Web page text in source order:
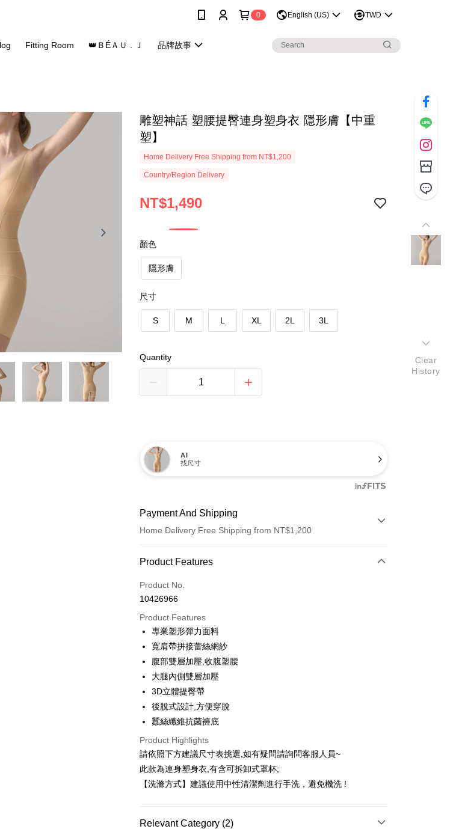
0 English (US) TWD
Fitting Room 👑ＢÉＡＵ . Ｊ 品牌故事
雕塑神話 塑腰提臀連身塑身衣 隱形膚【中重
塑】
Home Delivery Free Shipping from NT$1,200
Country/Region Delivery
NT$1,490
顏色
隱形膚
尺寸
S M L XL 2L 3L
Quantity
AI
找尺寸
Payment And Shipping
Home Delivery Free Shipping from NT$1,200
Payment Method
Credit Card (Full Payment)
Credit Card Installments
0% for 3 months
Taiwan Cooperative Bank
The Shanghai Commercial &
Savings Bank
Cathay United Bank
Taiwan Business Bank
Union Bank of Taiwan
Yuanta Commercial Bank
Bank SinoPac
E.SUN Commercial Bank
DBS Bank
Taishin International Bank
CTBC Bank
Convenience Store Pickup and Pay
LINE Pay
Apple Pay
JKOPAY
Shipping Method
Product Features
Product No.
10426966
Product Features
專業塑形彈力面料
寬肩帶拼接蕾絲網紗
腹部雙層加壓,收腹塑腰
大腿內側雙層加壓
3D立體提臀帶
後脫式設計,方便穿脫
蠶絲纖維抗菌褲底
Product Highlights
請依照下方建議尺寸表挑選,如有疑問請詢問客服人員~
此款為連身塑身衣,有含可拆卸式罩杯;
【洗滌方式】建議使用中性清潔劑進行手洗，避免機洗 !
Relevant Category (2)
Clear
History